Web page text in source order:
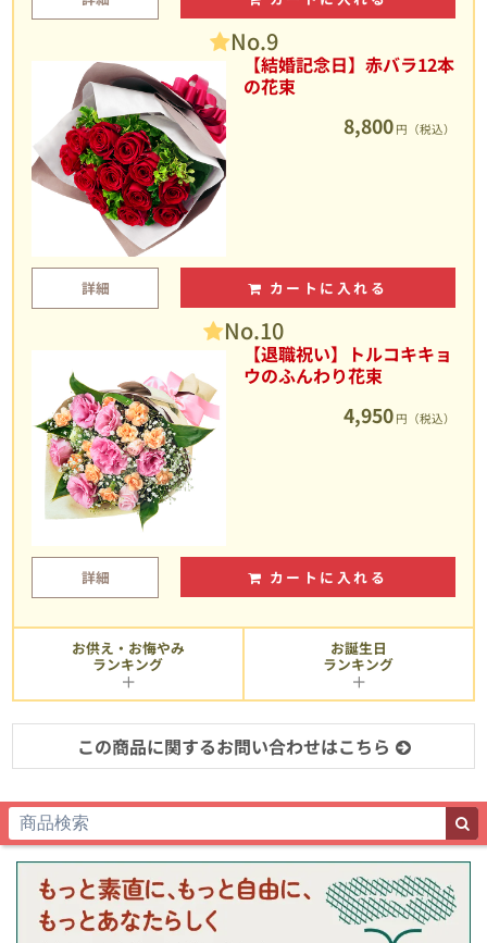
No.9
【結婚記念日】赤バラ12本
の花束
8,800 円（税込）
詳細 カートに入れる
No.10
【退職祝い】トルコキキョ
ウのふんわり花束
4,950 円（税込）
詳細 カートに入れる
お供え・お悔やみ
ランキング
お誕生日
ランキング
この商品に関するお問い合わせはこちら